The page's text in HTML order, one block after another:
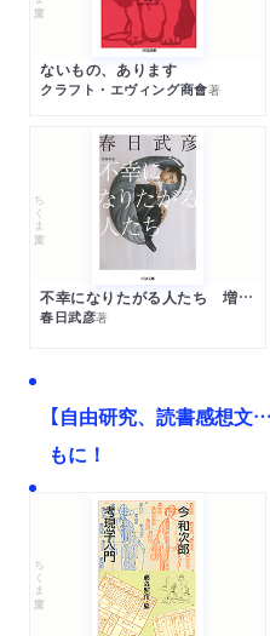
ないもの、あります
クラフト・エヴィング商會著
ちくま文庫
不幸になりたがる人たち 増補新版
春日武彦著
【自由研究、読書感想
もに！
ちくま文庫